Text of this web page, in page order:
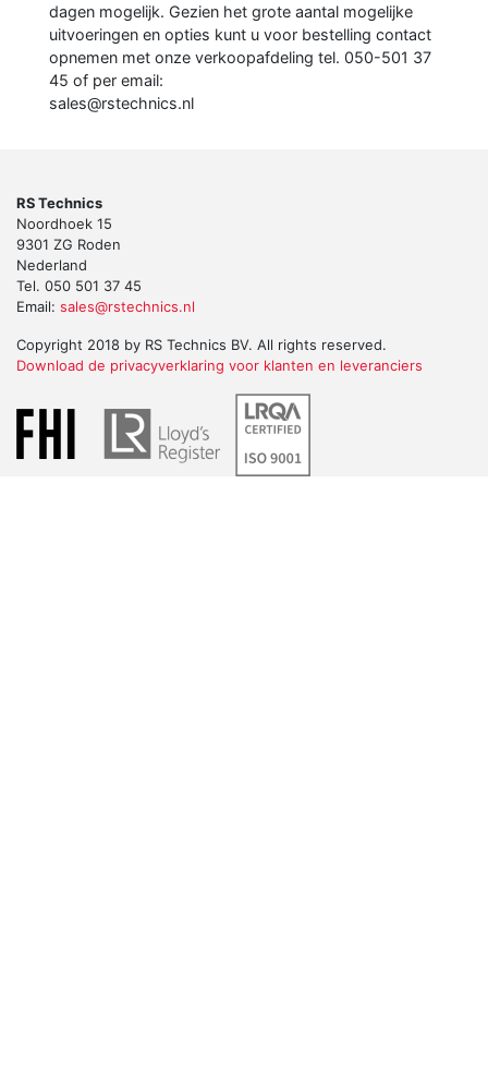
dagen mogelijk. Gezien het grote aantal mogelijke
uitvoeringen en opties kunt u voor bestelling contact
opnemen met onze verkoopafdeling tel. 050-501 37
45 of per email:
sales@rstechnics.nl
RS Technics
Noordhoek 15
9301 ZG Roden
Nederland
Tel. 050 501 37 45
Email: sales@rstechnics.nl
Copyright 2018 by RS Technics BV. All rights reserved.
Download de privacyverklaring voor klanten en leveranciers